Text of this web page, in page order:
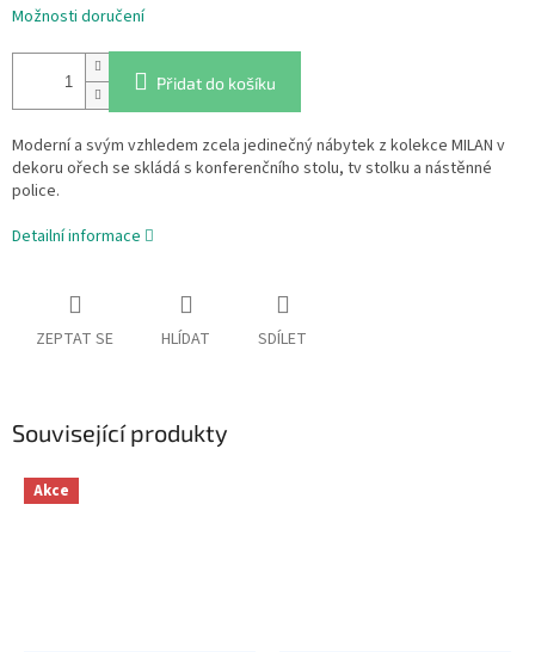
Možnosti doručení
Přidat do košíku
Moderní a svým vzhledem zcela jedinečný nábytek z kolekce MILAN v
dekoru ořech se skládá s konferenčního stolu, tv stolku a nástěnné
police.
Detailní informace
ZEPTAT SE HLÍDAT SDÍLET
Související produkty
Akce